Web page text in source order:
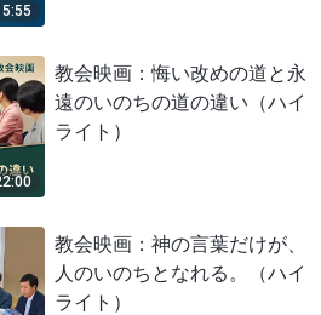
教会映画：悔い改めの道と永
遠のいのちの道の違い（ハイ
ライト）
教会映画：神の言葉だけが、
人のいのちとなれる。（ハイ
ライト）